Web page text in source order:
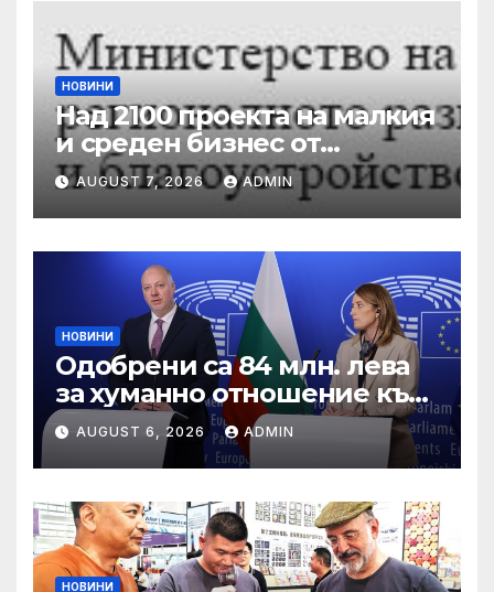
НОВИНИ
Над 2100 проекта на малкия
и среден бизнес от
въглищните региони се
състезават за 250 млн. лв.
от Програма „Развитие на
регионите“ 2021-2027 г.
AUGUST 7, 2026 ADMIN
НОВИНИ
Одобрени са 84 млн. лева
за хуманно отношение към
свине и птици
AUGUST 6, 2026 ADMIN
НОВИНИ